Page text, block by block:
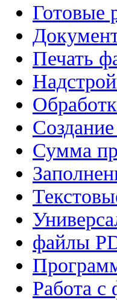
Готовые
Печать
Сумма
файлы
Работа с